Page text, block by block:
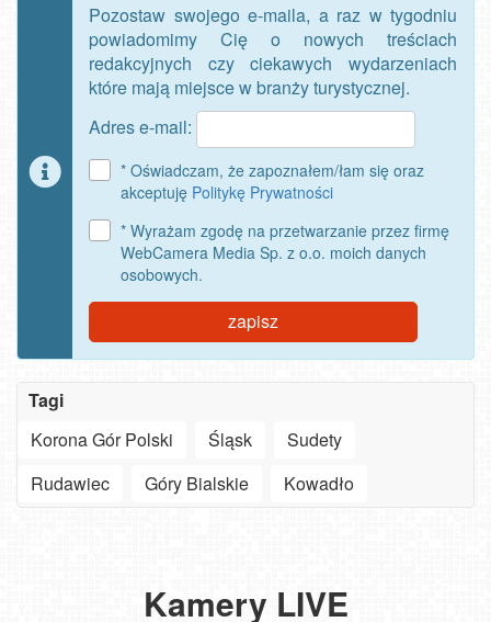
Pozostaw swojego e-maila, a raz w tygodniu
powiadomimy Cię o nowych treściach
redakcyjnych czy ciekawych wydarzeniach
które mają miejsce w branży turystycznej.
Adres e-mail:
* Oświadczam, że zapoznałem/łam się oraz
akceptuję Politykę Prywatności
* Wyrażam zgodę na przetwarzanie przez firmę
WebCamera Media Sp. z o.o. moich danych
osobowych.
zapisz
Tagi
Korona Gór Polski
Śląsk
Sudety
Rudawiec
Góry Bialskie Kowadło
Kamery LIVE
Ski
Szanowny
APLIKACJI
-Jak
NOWOŚĆ